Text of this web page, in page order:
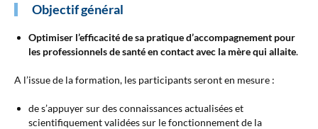
Objectif général
Optimiser l’efficacité de sa pratique d’accompagnement pour
les professionnels de santé en contact avec la mère qui allaite.
A l’issue de la formation, les participants seront en mesure :
de s’appuyer sur des connaissances actualisées et
scientifiquement validées sur le fonctionnement de la